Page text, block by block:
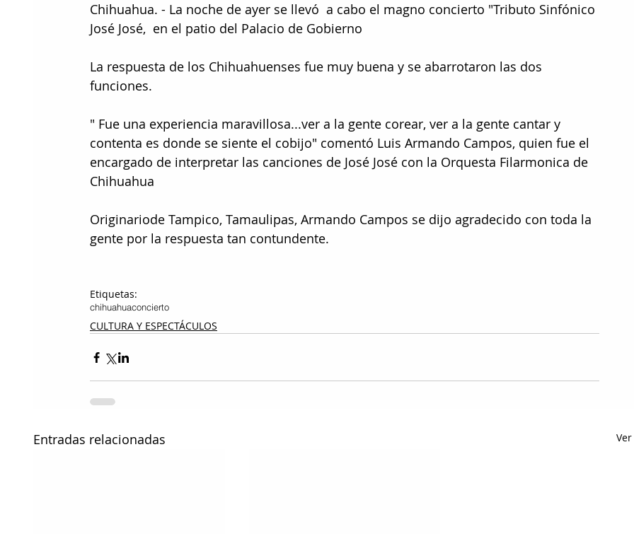
Chihuahua. - La noche de ayer se llevó  a cabo el magno concierto "Tributo Sinfónico
José José,  en el patio del Palacio de Gobierno
La respuesta de los Chihuahuenses fue muy buena y se abarrotaron las dos
funciones.
" Fue una experiencia maravillosa...ver a la gente corear, ver a la gente cantar y
contenta es donde se siente el cobijo" comentó Luis Armando Campos, quien fue el
encargado de interpretar las canciones de José José con la Orquesta Filarmonica de
Chihuahua
Originariode Tampico, Tamaulipas, Armando Campos se dijo agradecido con toda la
gente por la respuesta tan contundente.
Etiquetas:
chihuahuaconcierto
CULTURA Y ESPECTÁCULOS
Entradas relacionadas